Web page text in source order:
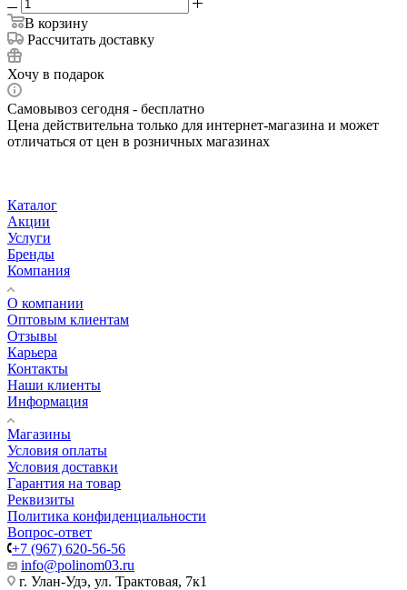
В корзину
Рассчитать доставку
Хочу в подарок
Самовывоз сегодня - бесплатно
Цена действительна только для интернет-магазина и может
отличаться от цен в розничных магазинах
Каталог
Акции
Услуги
Бренды
Компания
О компании
Оптовым клиентам
Отзывы
Карьера
Контакты
Наши клиенты
Информация
Магазины
Условия оплаты
Условия доставки
Гарантия на товар
Реквизиты
Политика конфиденциальности
Вопрос-ответ
+7 (967) 620-56-56
info@polinom03.ru
г. Улан-Удэ, ул. Трактовая, 7к1